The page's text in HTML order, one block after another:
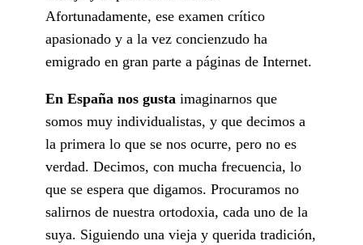
Afortunadamente, ese examen crítico
apasionado y a la vez concienzudo ha
emigrado en gran parte a páginas de Internet.
En España nos gusta imaginarnos que
somos muy individualistas, y que decimos a
la primera lo que se nos ocurre, pero no es
verdad. Decimos, con mucha frecuencia, lo
que se espera que digamos. Procuramos no
salirnos de nuestra ortodoxia, cada uno de la
suya. Siguiendo una vieja y querida tradición,